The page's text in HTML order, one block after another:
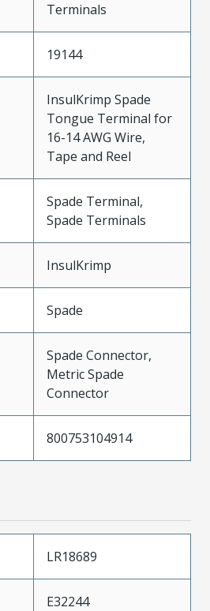
Terminals
19144
InsulKrimp Spade
Tongue Terminal for
16-14 AWG Wire,
Tape and Reel
Spade Terminal,
Spade Terminals
InsulKrimp
Spade
Spade Connector,
Metric Spade
Connector
800753104914
LR18689
E32244